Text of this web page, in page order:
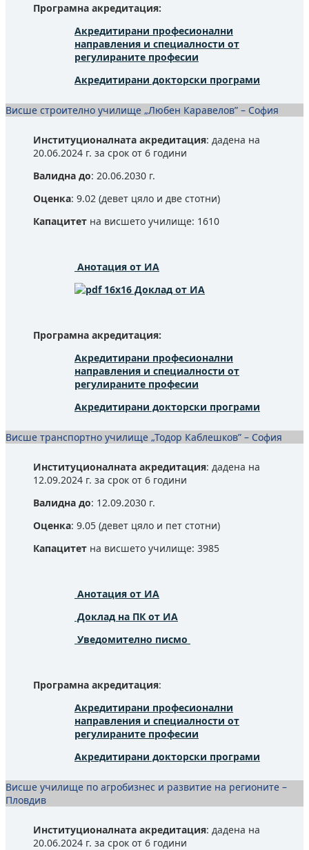
Програмна акредитация:
Акредитирани професионални
направления и специалности от
регулираните професии
Акредитирани докторски програми
Висше строително училище „Любен Каравелов” – София
Институционалната акредитация: дадена на
20.06.2024 г. за срок от 6 години
Валидна до: 20.06.2030 г.
Оценка: 9.02 (девет цяло и две стотни)
Капацитет на висшето училище: 1610
Анотация от ИА
Доклад от ИА
Програмна акредитация:
Акредитирани професионални
направления и специалности от
регулираните професии
Акредитирани докторски програми
Висше транспортно училище „Тодор Каблешков” – София
Институционалната акредитация: дадена на
12.09.2024 г. за срок от 6 години
Валидна до: 12.09.2030 г.
Оценка: 9.05 (девет цяло и пет стотни)
Капацитет на висшето училище: 3985
Анотация от ИА
Доклад на ПК от ИА
Уведомително писмо
Програмна акредитация:
Акредитирани професионални
направления и специалности от
регулираните професии
Акредитирани докторски програми
Висше училище по агробизнес и развитие на регионите –
Пловдив
Институционалната акредитация: дадена на
20.06.2024 г. за срок от 6 години